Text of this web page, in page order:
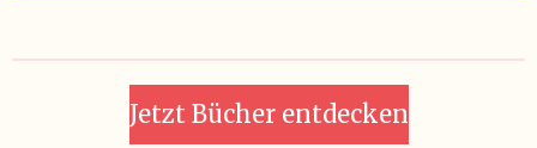
Jetzt Bücher entdecken